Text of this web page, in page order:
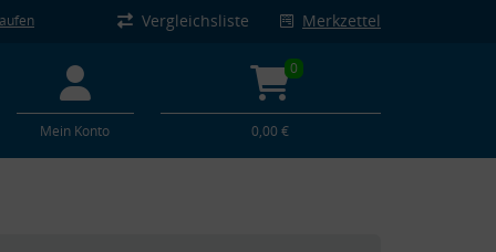
Vergleichsliste Merkzettel
Mein Konto
0
0,00 €